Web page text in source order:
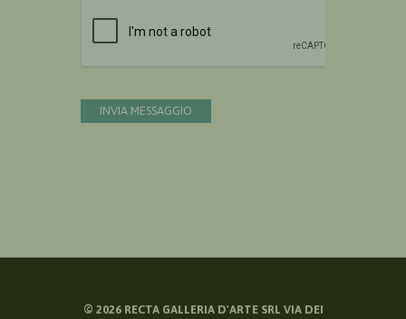
INVIA MESSAGGIO
© 2026RECTA GALLERIA D'ARTE SRL VIA DEI